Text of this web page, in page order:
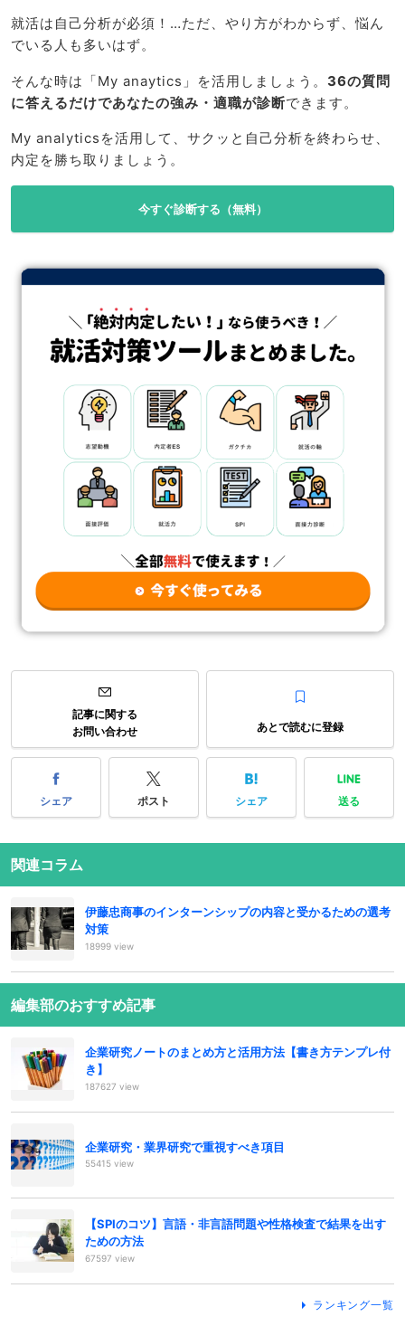
就活は自己分析が必須！…ただ、やり方がわからず、悩ん
でいる人も多いはず。
そんな時は「My anaytics」を活用しましょう。 36の質問
に答えるだけであなたの強み・適職が診断できます。
My analyticsを活用して、サクッと自己分析を終わらせ、
内定を勝ち取りましょう。
今すぐ診断する（無料）
記事に関する
お問い合わせ
あとで読むに登録
シェア ポスト シェア 送る
関連コラム
伊藤忠商事のインターンシップの内容と受かるための選考
対策
18999 view
編集部のおすすめ記事
企業研究ノートのまとめ方と活用方法【書き方テンプレ付
き】
187627 view
企業研究・業界研究で重視すべき項目
55415 view
【SPIのコツ】言語・非言語問題や性格検査で結果を出す
ための方法
67597 view
ランキング一覧